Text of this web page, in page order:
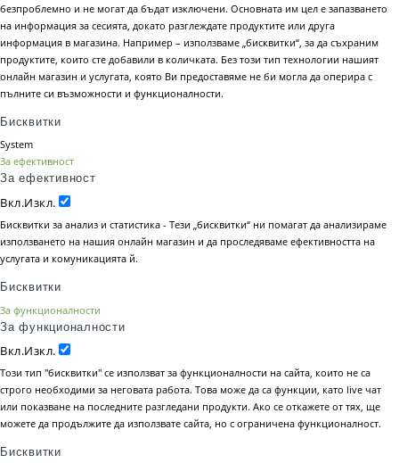
безпроблемно и не могат да бъдат изключени. Основната им цел е запазването
на информация за сесията, докато разглеждате продуктите или друга
информация в магазина. Например – използваме „бисквитки“, за да съхраним
продуктите, които сте добавили в количката. Без този тип технологии нашият
онлайн магазин и услугата, която Ви предоставяме не би могла да оперира с
пълните си възможности и функционалности.
Бисквитки
System
За ефективност
За ефективност
Вкл.Изкл.
Бисквитки за анализ и статистика - Тези „бисквитки“ ни помагат да анализираме
използването на нашия онлайн магазин и да проследяваме ефективността на
услугата и комуникацията й.
Бисквитки
За функционалности
За функционалности
Вкл.Изкл.
Този тип "бисквитки" се използват за функционалности на сайта, които не са
строго необходими за неговата работа. Това може да са функции, като live чат
или показване на последните разгледани продукти. Ако се откажете от тях, ще
можете да продължите да използвате сайта, но с ограничена функционалност.
Бисквитки